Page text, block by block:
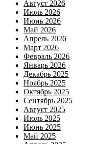
Август 2026
Июль 2026
Июнь 2026
Май 2026
Апрель 2026
Март 2026
Февраль 2026
Январь 2026
Декабрь 2025
Ноябрь 2025
Октябрь 2025
Сентябрь 2025
Август 2025
Июль 2025
Июнь 2025
Май 2025